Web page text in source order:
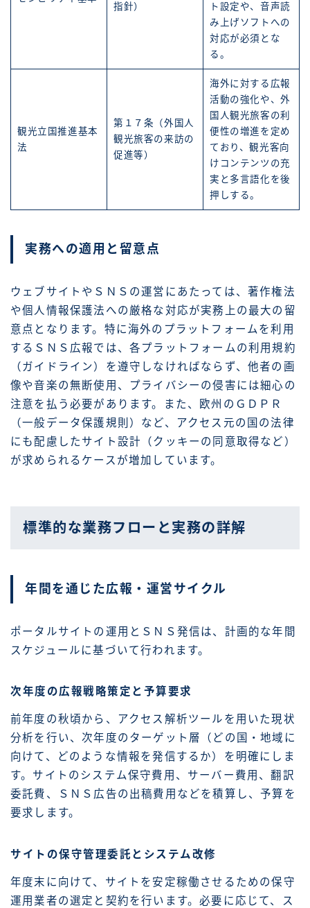
指針）
ト設定や、音声読
み上げソフトへの
対応が必須とな
る。
観光立国推進基本
法
第１７条（外国人
観光旅客の来訪の
促進等）
海外に対する広報
活動の強化や、外
国人観光旅客の利
便性の増進を定め
ており、観光客向
けコンテンツの充
実と多言語化を後
押しする。
実務への適用と留意点
ウェブサイトやＳＮＳの運営にあたっては、著作権法
や個人情報保護法への厳格な対応が実務上の最大の留
意点となります。特に海外のプラットフォームを利用
するＳＮＳ広報では、各プラットフォームの利用規約
（ガイドライン）を遵守しなければならず、他者の画
像や音楽の無断使用、プライバシーの侵害には細心の
注意を払う必要があります。また、欧州のＧＤＰＲ
（一般データ保護規則）など、アクセス元の国の法律
にも配慮したサイト設計（クッキーの同意取得など）
が求められるケースが増加しています。
標準的な業務フローと実務の詳解
年間を通じた広報・運営サイクル
ポータルサイトの運用とＳＮＳ発信は、計画的な年間
スケジュールに基づいて行われます。
次年度の広報戦略策定と予算要求
前年度の秋頃から、アクセス解析ツールを用いた現状
分析を行い、次年度のターゲット層（どの国・地域に
向けて、どのような情報を発信するか）を明確にしま
す。サイトのシステム保守費用、サーバー費用、翻訳
委託費、ＳＮＳ広告の出稿費用などを積算し、予算を
要求します。
サイトの保守管理委託とシステム改修
年度末に向けて、サイトを安定稼働させるための保守
運用業者の選定と契約を行います。必要に応じて、ス